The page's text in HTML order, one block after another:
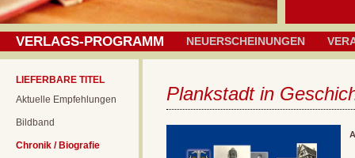
VERLAGS-PROGRAMM NEUERSCHEINUNGEN
LIEFERBARE TITEL
Aktuelle Empfehlungen
Bildband
Chronik / Biografie
Plankstadt in